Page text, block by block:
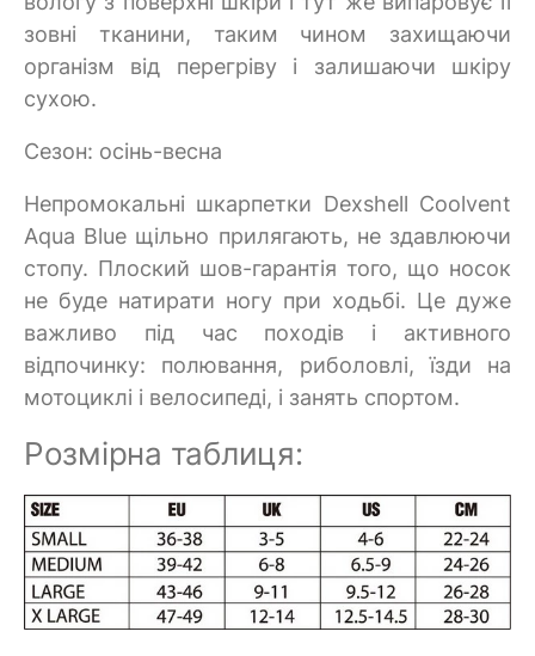
зовні тканини, таким чином захищаючи
організм від перегріву і залишаючи шкіру
сухою.
Сезон: осінь-весна
Непромокальні шкарпетки Dexshell Coolvent
Aqua Blue щільно прилягають, не здавлюючи
стопу. Плоский шов-гарантія того, що носок
не буде натирати ногу при ходьбі. Це дуже
важливо під час походів і активного
відпочинку: полювання, риболовлі, їзди на
мотоциклі і велосипеді, і занять спортом.
Розмірна таблиця: